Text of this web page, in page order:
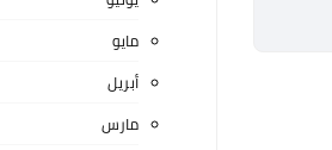
مايو
أبريل
مارس